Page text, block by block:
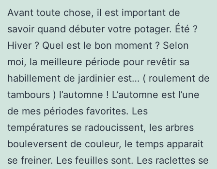
Avant toute chose, il est important de
savoir quand débuter votre potager. Été ?
Hiver ? Quel est le bon moment ? Selon
moi, la meilleure période pour revêtir sa
habillement de jardinier est… ( roulement de
tambours ) l’automne ! L’automne est l’une
de mes périodes favorites. Les
températures se radoucissent, les arbres
bouleversent de couleur, le temps apparait
se freiner. Les feuilles sont. Les raclettes se